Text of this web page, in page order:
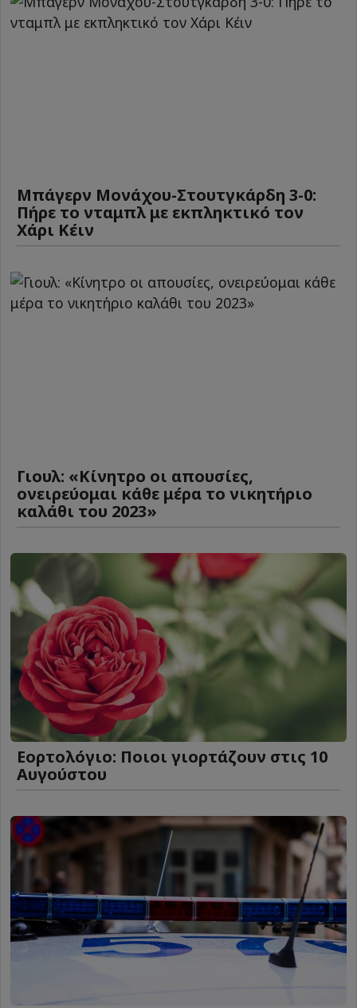
Μπάγερν Μονάχου-Στουτγκάρδη 3-0:
Πήρε το νταμπλ με εκπληκτικό τον
Χάρι Κέιν
Γιουλ: «Κίνητρο οι απουσίες,
ονειρεύομαι κάθε μέρα το νικητήριο
καλάθι του 2023»
Εορτολόγιο: Ποιοι γιορτάζουν στις 10
Αυγούστου